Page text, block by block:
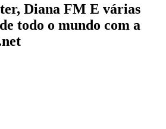
Diana FM E várias
todo o mundo com a